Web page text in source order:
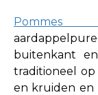
Pommes
buitenkant
traditioneel
en kruiden en